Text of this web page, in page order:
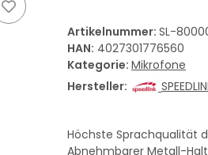
Artikelnummer: SL-
HAN: 4027301776560
Kategorie: Mikrofone
Hersteller:
Höchste Sprachqualität
Abnehmbarer Metall-